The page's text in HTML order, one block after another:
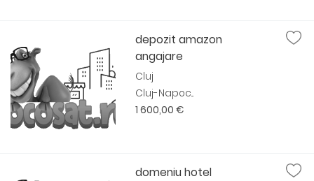
depozit amazon
angajare
Cluj
Cluj-Napoc...
1 600,00 €
domeniu hotel